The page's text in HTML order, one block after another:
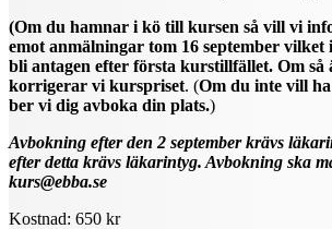
(Om du hamnar i kö till kursen så vill vi
emot anmälningar tom 16 september
bli antagen efter första kurstillfället. Om så
korrigerar vi kurspriset. (Om du inte vill
ber vi dig avboka din plats.)
Avbokning efter den 2 september krävs
efter detta krävs läkarintyg. Avbokning ska
kurs@ebba.se
Kostnad: 650 kr